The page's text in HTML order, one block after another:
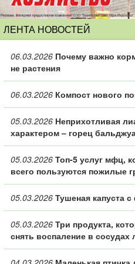
ЛЕНТА НОВОСТЕЙ
06.03.2026 Почему важно
не растения
06.03.2026 Компост нового
05.03.2026 Неприхотливая
характером – горец
05.03.2026 Топ‑5 услуг мфц,
всего пользуются пожилые
05.03.2026 Тушеная капуста
05.03.2026 Три продукта,
снять воспаление в